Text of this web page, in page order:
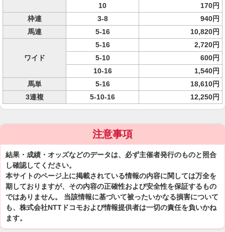
10
170円
枠連
3-8
940円
馬連
5-16 10,820円
ワイド
5-16
2,720円
5-10
600円
10-16
1,540円
馬単
5-16
18,610円
3連複
5-10-16 12,250円
注意事項
結果・成績・オッズなどのデータは、必ず主催者発行のものと照合
し確認してください。
本サイトのページ上に掲載されている情報の内容に関しては万全を
期しておりますが、その内容の正確性および安全性を保証するもの
ではありません。 当該情報に基づいて被ったいかなる損害について
も、株式会社NTTドコモおよび情報提供者は一切の責任を負いかね
ます。